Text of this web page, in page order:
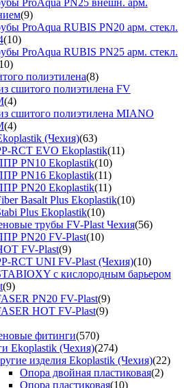
(9)
ProAqua RUBIS PN20 арм. стекл.
(10)
ProAqua RUBIS PN25 арм. стекл.
полиэтилена(8)
сшитого полиэтилена FV
(4)
сшитого полиэтилена MIANO
(4)
(Чехия)(63)
RCT EVO Ekoplastik(11)
PN10 Ekoplastik(10)
PN16 Ekoplastik(11)
PN20 Ekoplastik(11)
Basalt Plus Ekoplastik(10)
Plus Ekoplastik(10)
трубы FV-Plast Чехия(56)
PN20 FV-Plast(10)
FV-Plast(9)
RCT UNI FV-Plast (Чехия)(10)
с кислородным барьером
(9)
PN20 FV-Plast(9)
HOT FV-Plast(9)
фитинги(570)
Ekoplastik (Чехия)(274)
изделия Ekoplastik (Чехия)(22)
Опора двойная пластиковая(2)
Опора пластиковая(10)